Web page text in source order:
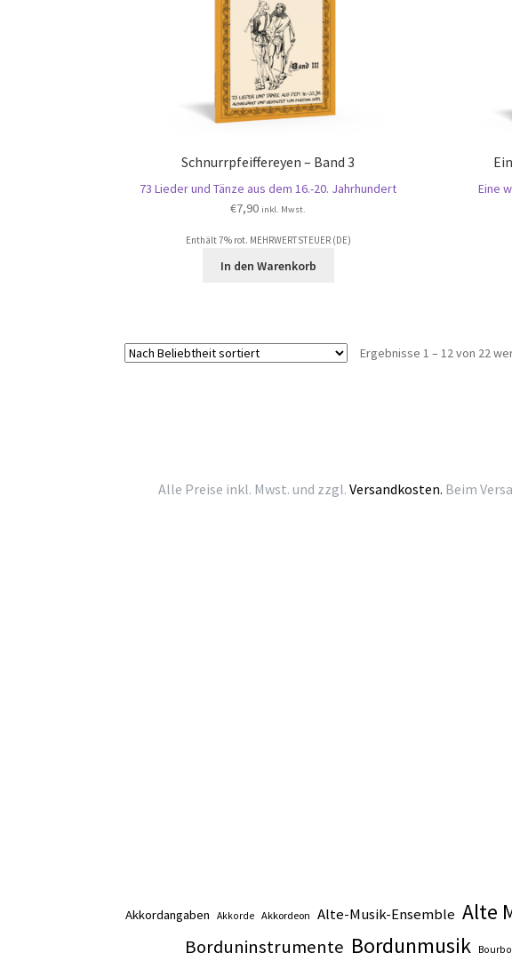
Schnurrpfeiffereyen – Band 3
73 Lieder und Tänze aus dem 16.-20. Jahrhundert
€7,90 inkl. Mwst.
Enthält 7% rot. MEHRWERTSTEUER (DE)
In den Warenkorb
Eine
Ergebnisse 1 – 12 von 22
Alle Preise inkl. Mwst. und zzgl. Versandkosten. Beim
Akkordangaben Akkorde Akkordeon Alte-Musik-Ensemble Alte
Borduninstrumente Bordunmusik